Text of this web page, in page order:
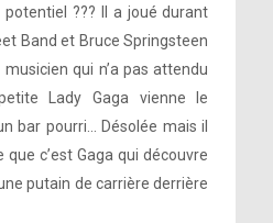
potentiel ??? Il a joué durant
Band et Bruce Springsteen
musicien qui n’a pas attendu
Lady Gaga vienne le
bar pourri… Désolée mais il
c’est Gaga qui découvre
putain de carrière derrière